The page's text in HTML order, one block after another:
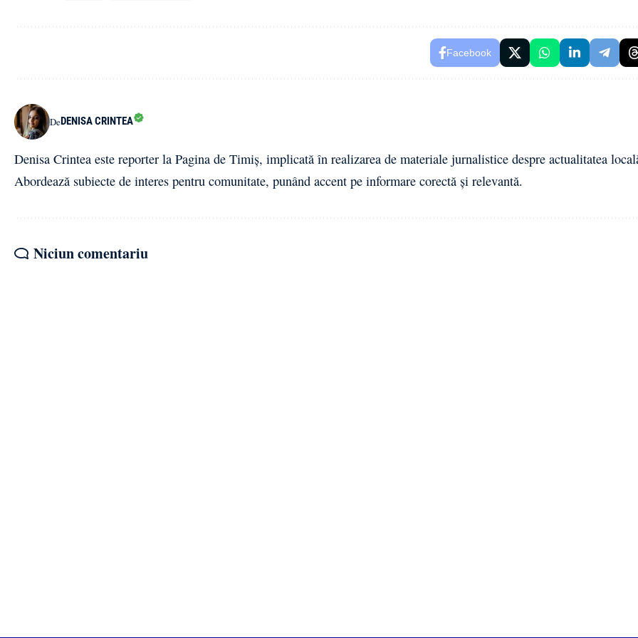
Facebook
DeDENISA CRINTEA
Denisa Crintea este reporter la Pagina de Timiș, implicată în realizarea de materiale jurnalistice despre actualitatea
Abordează subiecte de interes pentru comunitate, punând accent pe informare corectă și relevantă.
Niciun comentariu